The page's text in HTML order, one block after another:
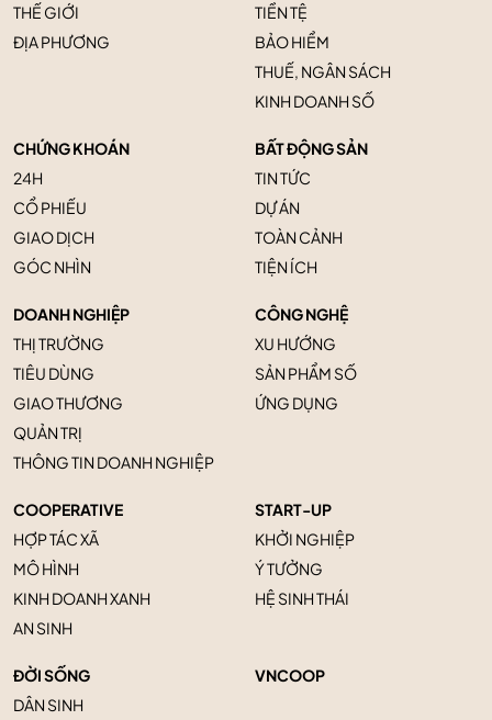
THẾ GIỚI
ĐỊA PHƯƠNG
TIỀN TỆ
BẢO HIỂM
THUẾ, NGÂN SÁCH
KINH DOANH SỐ
CHỨNG KHOÁN
24H
CỔ PHIẾU
GIAO DỊCH
GÓC NHÌN
BẤT ĐỘNG SẢN
TIN TỨC
DỰ ÁN
TOÀN CẢNH
TIỆN ÍCH
DOANH NGHIỆP
THỊ TRƯỜNG
TIÊU DÙNG
GIAO THƯƠNG
QUẢN TRỊ
THÔNG TIN DOANH NGHIỆP
CÔNG NGHỆ
XU HƯỚNG
SẢN PHẨM SỐ
ỨNG DỤNG
COOPERATIVE
HỢP TÁC XÃ
MÔ HÌNH
KINH DOANH XANH
AN SINH
START-UP
KHỞI NGHIỆP
Ý TƯỞNG
HỆ SINH THÁI
ĐỜI SỐNG
DÂN SINH
VNCOOP